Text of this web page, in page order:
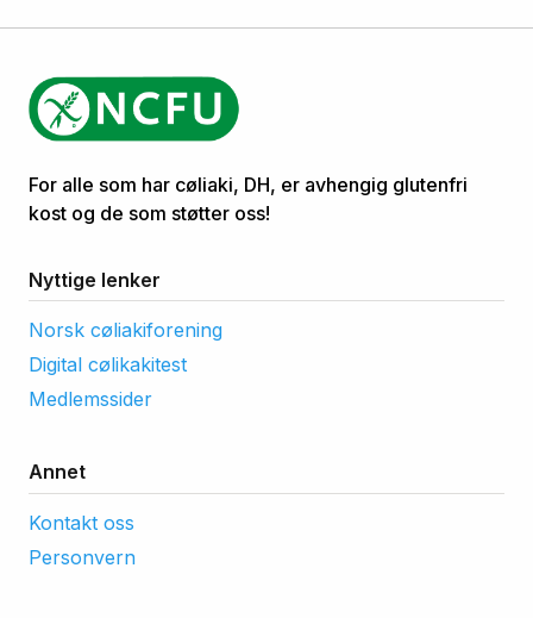
For alle som har cøliaki, DH, er avhengig glutenfri
kost og de som støtter oss!
Nyttige lenker
Norsk cøliakiforening
Digital cølikakitest
Medlemssider
Annet
Kontakt oss
Personvern